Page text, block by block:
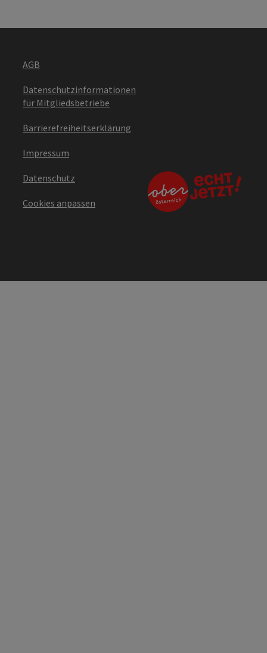
AGB
Datenschutzinformationen
für Mitgliedsbetriebe
Barrierefreiheitserklärung
Impressum
Datenschutz
Cookies anpassen